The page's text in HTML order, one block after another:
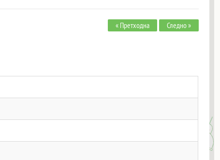
« Претходна Следно »